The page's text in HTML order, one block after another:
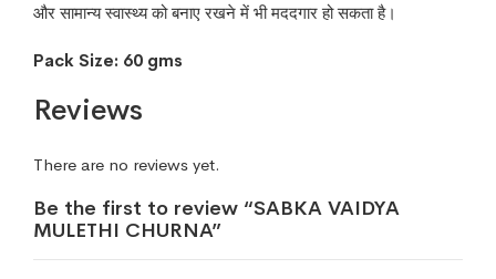
और सामान्य स्वास्थ्य को बनाए रखने में भी मददगार हो सकता है।
Pack Size: 60 gms
Reviews
There are no reviews yet.
Be the first to review “SABKA VAIDYA
MULETHI CHURNA”